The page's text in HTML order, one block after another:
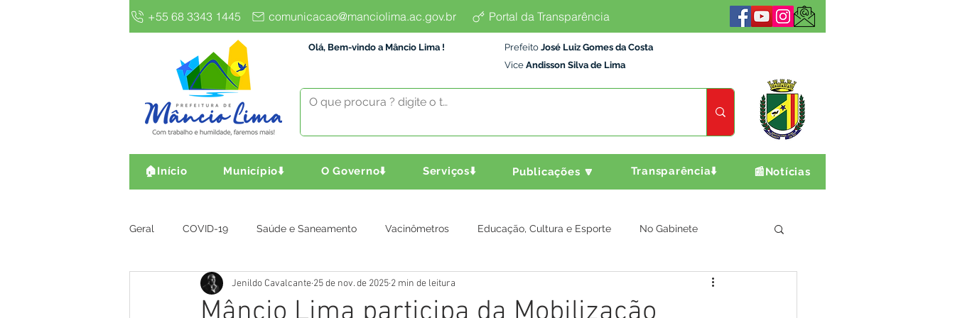
+55 68 3343 1445 comunicacao@manciolima.ac.gov.br Portal da Transparência
Olá, Bem-vindo a Mâncio Lima ! Prefeito José Luiz Gomes da Costa
Vice Andisson Silva de Lima
🏠Início Município⬇️ O Governo⬇️ Serviços⬇️ Publicações 🔽 Transparência⬇️ 📰Notícias
Geral COVID-19 Saúde e Saneamento Vacinômetros Educação, Cultura e Esporte No Gabinete
Gestão e Finanças Infra, Obra e Transporte Assistência Social Agricultura e Produção
Jenildo Cavalcante 25 de nov. de 2025 2 min de leitura